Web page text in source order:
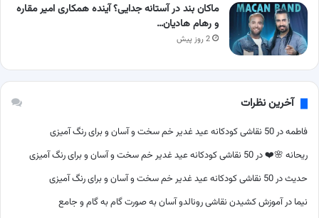
ماکان بند در آستانه جدایی؟ آینده همکاری امیر مقاره
و رهام هادیان…
2 روز پیش
آخرین نظرات
فاطمهدر50 نقاشی کودکانه عید غدیر خم سخت و آسان و برای رنگ آمیزی
ریحانه 🌸❤️در50 نقاشی کودکانه عید غدیر خم سخت و آسان و برای رنگ آمیزی
حدیثدر50 نقاشی کودکانه عید غدیر خم سخت و آسان و برای رنگ آمیزی
نیما درآموزش کشیدن نقاشی رونالدو آسان به صورت گام به گام و جامع